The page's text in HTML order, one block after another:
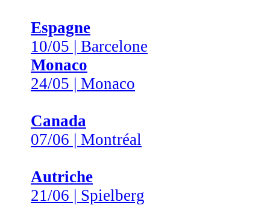
Espagne
10/05 | Barcelone
Monaco
24/05 | Monaco
Canada
07/06 | Montréal
Autriche
21/06 | Spielberg